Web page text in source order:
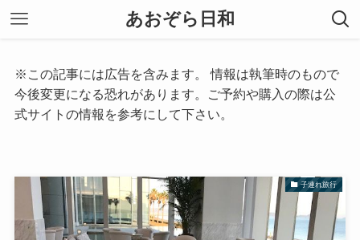
あおぞら日和
※この記事には広告を含みます。 情報は執筆時のもので
今後変更になる恐れがあります。ご予約や購入の際は公
式サイトの情報を参考にして下さい。
子連れ旅行